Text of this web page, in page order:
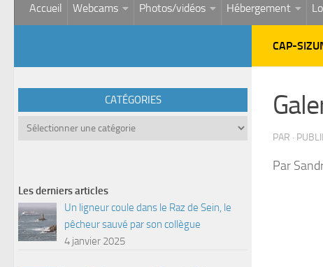
Accueil Webcams Photos/vidéos Hébergement
CAP-
PAR ·
Par
CATÉGORIES
Catégories
Les derniers articles
Un ligneur coule dans le Raz de Sein, le
pêcheur sauvé par son collègue
4 janvier 2025